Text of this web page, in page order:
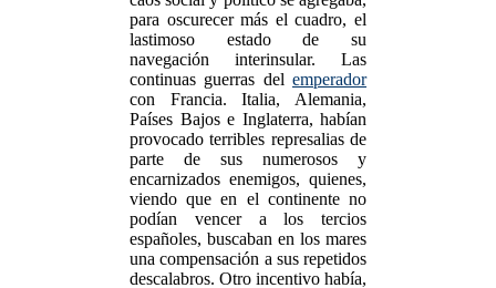
para oscurecer más el cuadro, el
lastimoso estado de su
navegación interinsular. Las
continuas guerras del emperador
con Francia. Italia, Alemania,
Países Bajos e Inglaterra, habían
provocado terribles represalias de
parte de sus numerosos y
encarnizados enemigos, quienes,
viendo que en el continente no
podían vencer a los tercios
españoles, buscaban en los mares
una compensación a sus repetidos
descalabros. Otro incentivo había,